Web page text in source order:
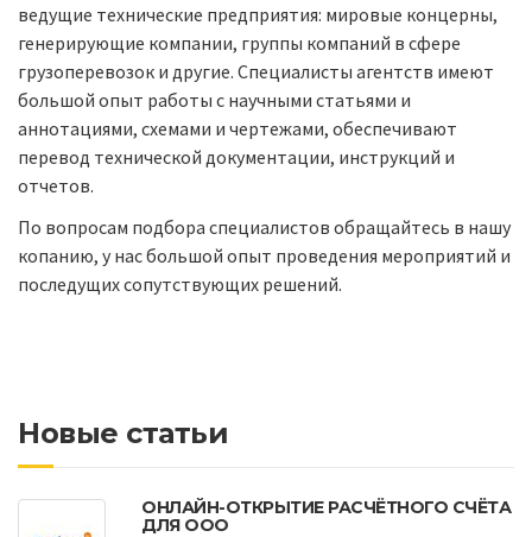
ведущие технические предприятия: мировые концерны,
генерирующие компании, группы компаний в сфере
грузоперевозок и другие. Специалисты агентств имеют
большой опыт работы с научными статьями и
аннотациями, схемами и чертежами, обеспечивают
перевод технической документации, инструкций и
отчетов.
По вопросам подбора специалистов обращайтесь в нашу
копанию, у нас большой опыт проведения мероприятий и
последущих сопутствующих решений.
Новые статьи
ОНЛАЙН-ОТКРЫТИЕ РАСЧЁТНОГО СЧЁТА
ДЛЯ ООО